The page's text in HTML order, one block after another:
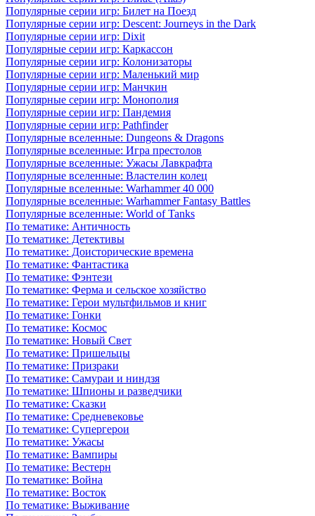
Популярные серии игр: Билет на Поезд
Популярные серии игр: Descent: Journeys in the Dark
Популярные серии игр: Dixit
Популярные серии игр: Каркассон
Популярные серии игр: Колонизаторы
Популярные серии игр: Маленький мир
Популярные серии игр: Манчкин
Популярные серии игр: Монополия
Популярные серии игр: Пандемия
Популярные серии игр: Pathfinder
Популярные вселенные: Dungeons & Dragons
Популярные вселенные: Игра престолов
Популярные вселенные: Ужасы Лавкрафта
Популярные вселенные: Властелин колец
Популярные вселенные: Warhammer 40 000
Популярные вселенные: Warhammer Fantasy Battles
Популярные вселенные: World of Tanks
По тематике: Античность
По тематике: Детективы
По тематике: Доисторические времена
По тематике: Фантастика
По тематике: Фэнтези
По тематике: Ферма и сельское хозяйство
По тематике: Герои мультфильмов и книг
По тематике: Гонки
По тематике: Космос
По тематике: Новый Свет
По тематике: Пришельцы
По тематике: Призраки
По тематике: Самураи и ниндзя
По тематике: Шпионы и разведчики
По тематике: Сказки
По тематике: Средневековье
По тематике: Супергерои
По тематике: Ужасы
По тематике: Вампиры
По тематике: Вестерн
По тематике: Война
По тематике: Восток
По тематике: Выживание